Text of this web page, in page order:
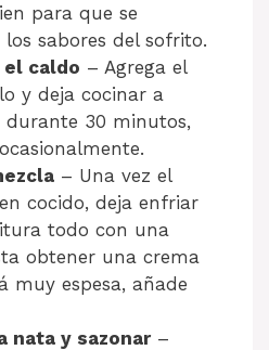
para que se
sabores del sofrito.
el caldo – Agrega el
y deja cocinar a
durante 30 minutos,
– Una vez el
cocido, deja enfriar
todo con una
obtener una crema
muy espesa, añade
nata y sazonar–